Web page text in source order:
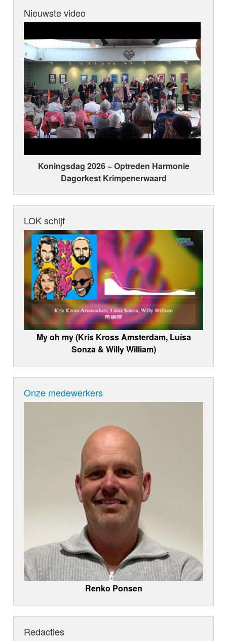
Nieuwste video
Koningsdag 2026 ~ Optreden Harmonie
Dagorkest Krimpenerwaard
LOK schijf
My oh my (Kris Kross Amsterdam, Luísa
Sonza & Willy William)
Onze medewerkers
Renko Ponsen
Redacties